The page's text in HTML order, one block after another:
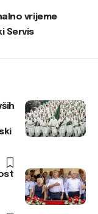
vrijeme
Servis